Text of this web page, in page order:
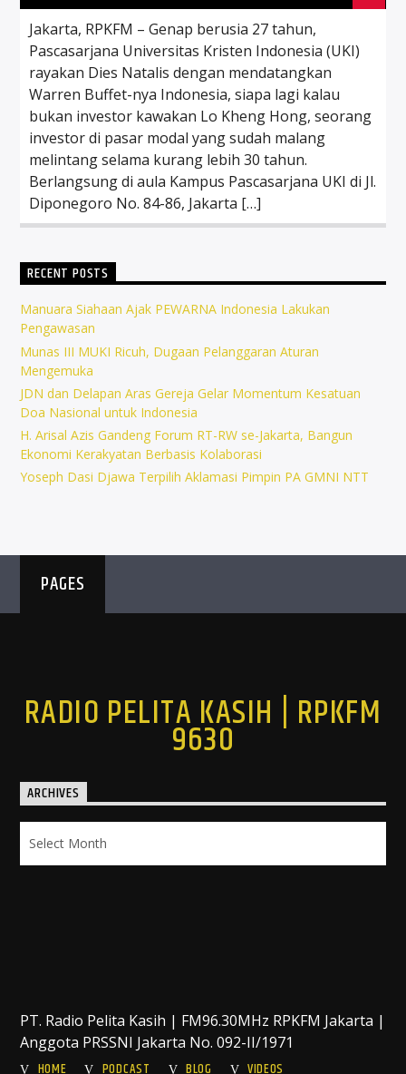
Jakarta, RPKFM – Genap berusia 27 tahun,
Pascasarjana Universitas Kristen Indonesia (UKI)
rayakan Dies Natalis dengan mendatangkan
Warren Buffet-nya Indonesia, siapa lagi kalau
bukan investor kawakan Lo Kheng Hong, seorang
investor di pasar modal yang sudah malang
melintang selama kurang lebih 30 tahun.
Berlangsung di aula Kampus Pascasarjana UKI di Jl.
Diponegoro No. 84-86, Jakarta […]
RECENT POSTS
Manuara Siahaan Ajak PEWARNA Indonesia Lakukan
Pengawasan
Munas III MUKI Ricuh, Dugaan Pelanggaran Aturan
Mengemuka
JDN dan Delapan Aras Gereja Gelar Momentum Kesatuan
Doa Nasional untuk Indonesia
H. Arisal Azis Gandeng Forum RT-RW se-Jakarta, Bangun
Ekonomi Kerakyatan Berbasis Kolaborasi
Yoseph Dasi Djawa Terpilih Aklamasi Pimpin PA GMNI NTT
PAGES
RADIO PELITA KASIH | RPKFM
9630
ARCHIVES
PT. Radio Pelita Kasih | FM96.30MHz RPKFM Jakarta |
Anggota PRSSNI Jakarta No. 092-II/1971
HOME
PODCAST BLOG VIDEOS